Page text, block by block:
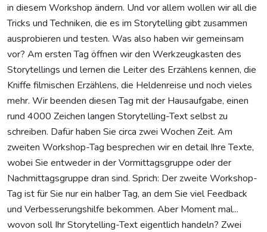
in diesem Workshop ändern. Und vor allem wollen wir all die
Tricks und Techniken, die es im Storytelling gibt zusammen
ausprobieren und testen. Was also haben wir gemeinsam
vor? Am ersten Tag öffnen wir den Werkzeugkasten des
Storytellings und lernen die Leiter des Erzählens kennen, die
Kniffe filmischen Erzählens, die Heldenreise und noch vieles
mehr. Wir beenden diesen Tag mit der Hausaufgabe, einen
rund 4000 Zeichen langen Storytelling-Text selbst zu
schreiben. Dafür haben Sie circa zwei Wochen Zeit. Am
zweiten Workshop-Tag besprechen wir en detail Ihre Texte,
wobei Sie entweder in der Vormittagsgruppe oder der
Nachmittagsgruppe dran sind. Sprich: Der zweite Workshop-
Tag ist für Sie nur ein halber Tag, an dem Sie viel Feedback
und Verbesserungshilfe bekommen. Aber Moment mal...
wovon soll Ihr Storytelling-Text eigentlich handeln? Zwei